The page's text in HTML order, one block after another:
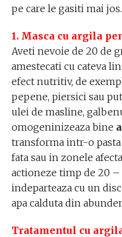
pe care le gasiti mai jos.
1. Masca cu argila
Aveti nevoie de 20 de
amestecati cu cateva
efect nutritiv, de
pepene, piersici sau
ulei de masline,
omogeninizeaza bine
transforma intr-o pasta
fata sau in zonele
actioneze timp de 20 –
indeparteaza cu un
apa calduta din
Tratamentul cu